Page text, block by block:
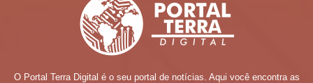
O Portal Terra Digital é o seu portal de notícias. Aqui você encontra as